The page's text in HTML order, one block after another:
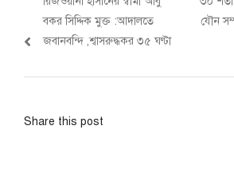
navigation
post:
বকর সিদ্দিক মুক্ত :আদালতে
জবানবন্দি ,শ্বাসরুদ্ধকর ৩৫ ঘণ্টা
post:
যৌন
Share this post